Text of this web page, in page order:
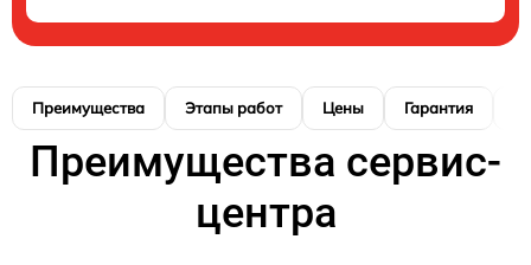
Преимущества Этапы работ Цены Гарантия
Преимущества сервис-
центра